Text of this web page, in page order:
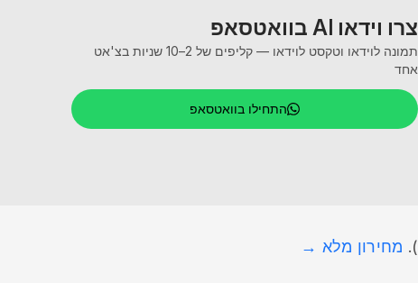
צרו וידאו AI בוואטסאפ
תמונה לוידאו וטקסט לוידאו — קליפים של 2–10 שניות בצ'אט
אחד
התחילו בוואטסאפ
מחירון מלא →